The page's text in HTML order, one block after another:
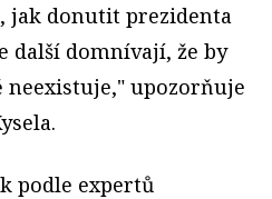
jak donutit prezidenta
další domnívají, že by
neexistuje," upozorňuje
podle expertů